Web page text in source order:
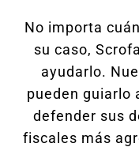
No importa
su caso,
ayudarlo.
pueden guiarlo
defender sus
fiscales más